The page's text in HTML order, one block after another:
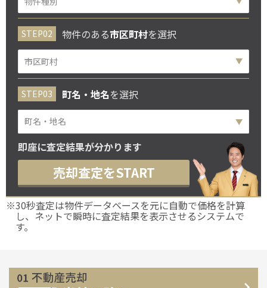
物件のある市区町村を選択
町名・地名を選択
町名・地名
即座に査定結果が分かります
売却査定をSTART
※30秒査定は物件データベースを元に自動で価格を計算
し、ネットで瞬時に査定結果を表示させるシステムで
す。